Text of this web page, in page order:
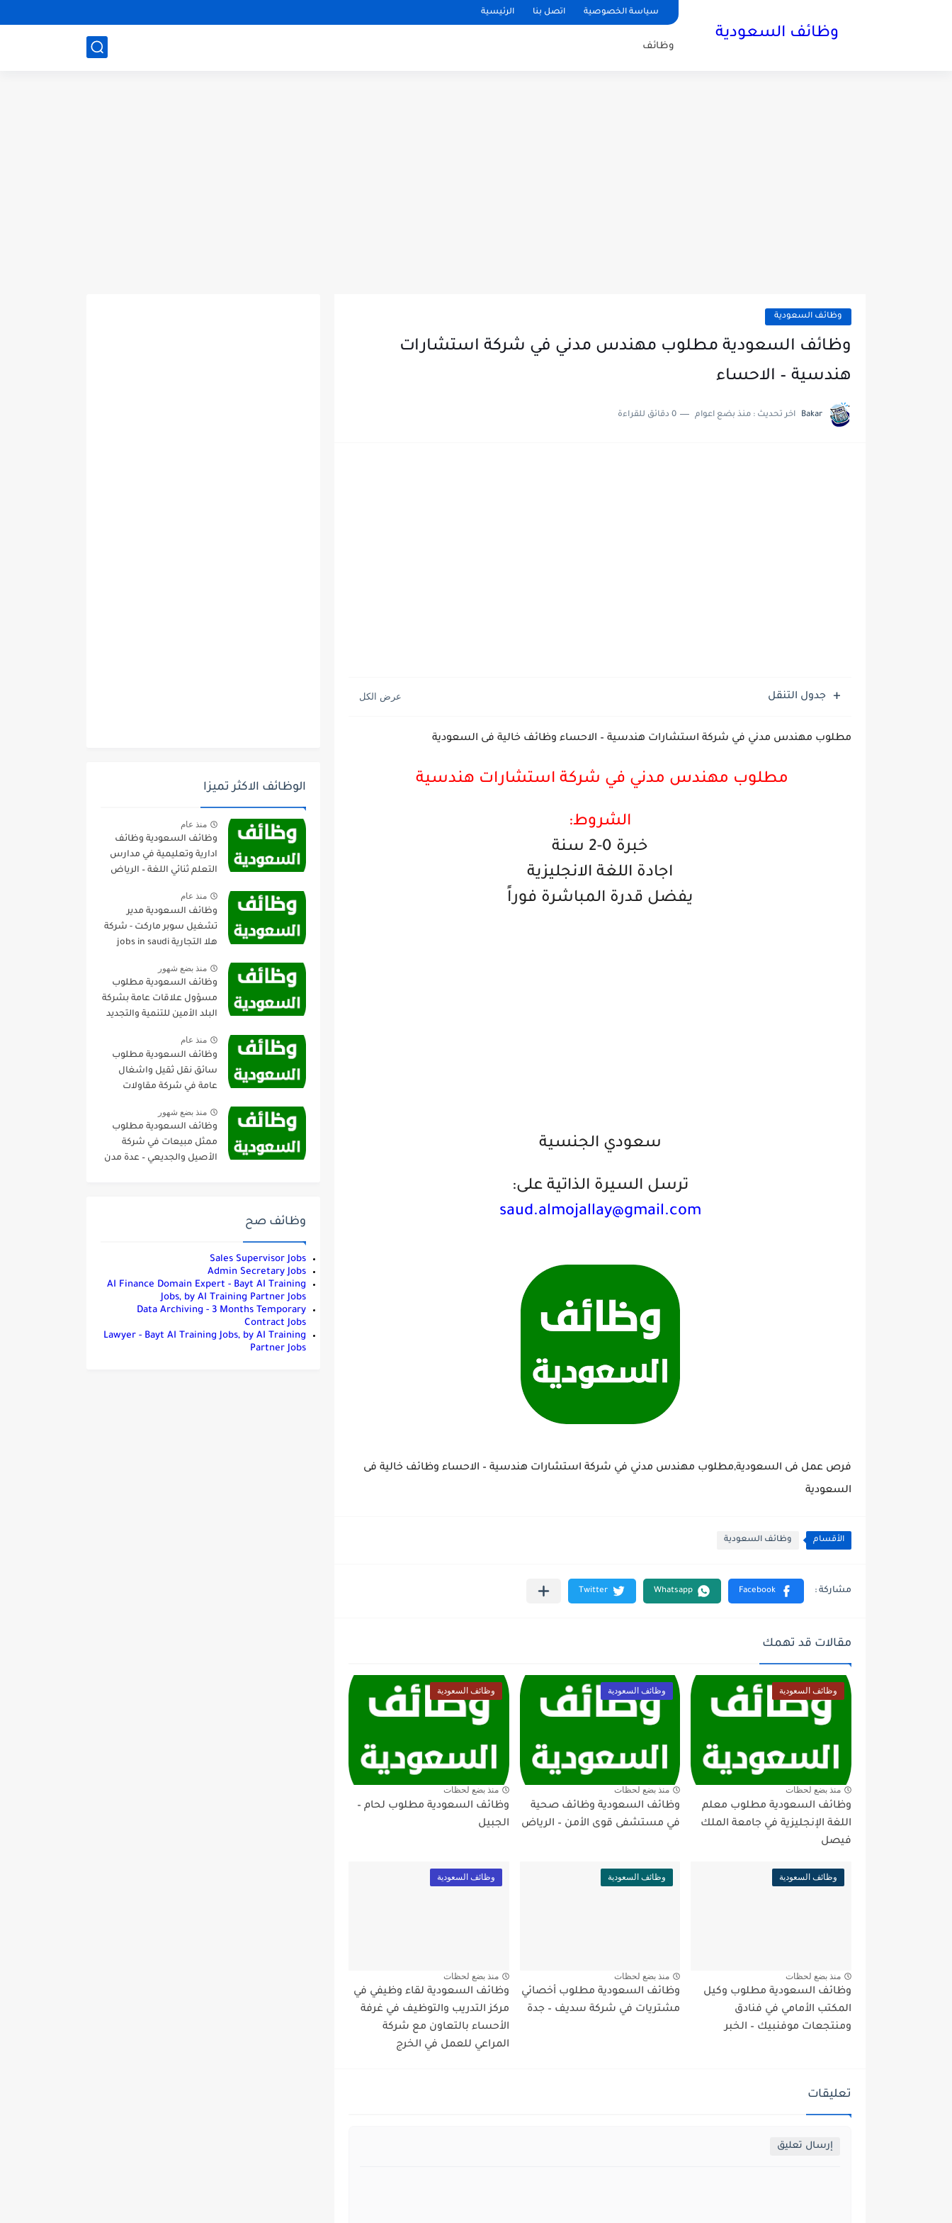
سياسة الخصوصية اتصل بنا الرئيسية
وظائف السعودية
وظائف
وظائف السعودية
وظائف السعودية مطلوب مهندس مدني في شركة استشارات
هندسية – الاحساء
Bakar اخر تحديث : منذ بضع اعوام 0 دقائق للقراءة
جدول التنقل
مطلوب مهندس مدني في شركة استشارات هندسية – الاحساء وظائف خالية فى السعودية
مطلوب مهندس مدني في شركة استشارات هندسية
الشروط:
خبرة 0-2 سنة
اجادة اللغة الانجليزية
يفضل قدرة المباشرة فوراً
سعودي الجنسية
ترسل السيرة الذاتية على:
saud.almojallay@gmail.com
فرص عمل فى السعودية,مطلوب مهندس مدني في شركة استشارات هندسية – الاحساء وظائف خالية فى
السعودية
الأقسام وظائف السعودية
مقالات قد تهمك
وظائف السعودية
منذ بضع لحظات
وظائف السعودية مطلوب معلم
اللغة الإنجليزية في جامعة الملك
فيصل
وظائف السعودية
منذ بضع لحظات
وظائف السعودية وظائف صحية
في مستشفى قوى الأمن – الرياض
وظائف السعودية
منذ بضع لحظات
وظائف السعودية مطلوب لحام –
الجبيل
وظائف السعودية
منذ بضع لحظات
وظائف السعودية مطلوب وكيل
المكتب الأمامي في فنادق
ومنتجعات موفنبيك – الخبر
وظائف السعودية
منذ بضع لحظات
وظائف السعودية مطلوب أخصائي
مشتريات في شركة سديف – جدة
وظائف السعودية
منذ بضع لحظات
وظائف السعودية لقاء وظيفي في
مركز التدريب والتوظيف في غرفة
الأحساء بالتعاون مع شركة
المراعي للعمل في الخرج
تعليقات
إرسال تعليق
الوظائف الاكثر تميزا
منذ عام
وظائف السعودية وظائف
ادارية وتعليمية في مدارس
التعلم ثنائي اللغة – الرياض
منذ عام
وظائف السعودية مدير
تشغيل سوبر ماركت - شركة
هلا التجارية jobs in saudi
منذ بضع شهور
وظائف السعودية مطلوب
مسؤول علاقات عامة بشركة
البلد الأمين للتنمية والتجديد
منذ عام
وظائف السعودية مطلوب
سائق نقل ثقيل واشغال
عامة في شركة مقاولات
منذ بضع شهور
وظائف السعودية مطلوب
ممثل مبيعات في شركة
الأصيل والجديعي – عدة مدن
وظائف صح
Sales Supervisor Jobs
Admin Secretary Jobs
AI Finance Domain Expert - Bayt AI Training
Jobs, by AI Training Partner Jobs
Data Archiving - 3 Months Temporary
Contract Jobs
Lawyer - Bayt AI Training Jobs, by AI Training
Partner Jobs